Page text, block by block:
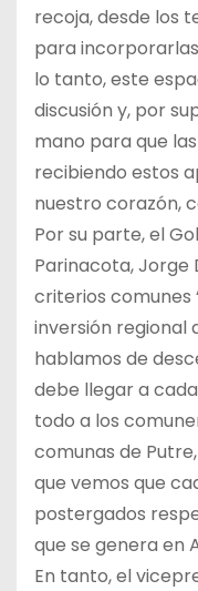
recoja, desde los
para
lo tanto, este
discusión y, por
mano para que
recibiendo estos
nuestro corazón,
Por su parte, el
Parinacota, Jorge
criterios comunes
inversión regional
hablamos de
debe llegar a
todo a los
comunas de
que vemos que
postergados
que se genera en
En tanto, el